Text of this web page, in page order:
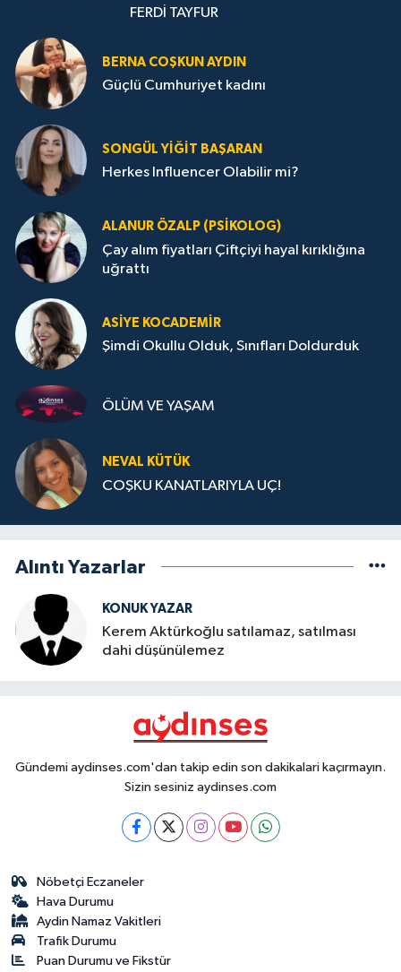
FERDİ TAYFUR
BERNA COŞKUN AYDIN
Güçlü Cumhuriyet kadını
SONGÜL YIĞIT BAŞARAN
Herkes Influencer Olabilir mi?
ALANUR ÖZALP (PSIKOLOG)
Çay alım fiyatları Çiftçiyi hayal kırıklığına
uğrattı
ASIYE KOCADEMİR
Şimdi Okullu Olduk, Sınıfları Doldurduk
ÖLÜM VE YAŞAM
NEVAL KÜTÜK
COŞKU KANATLARIYLA UÇ!
Alıntı Yazarlar
KONUK YAZAR
Kerem Aktürkoğlu satılamaz, satılması
dahi düşünülemez
Gündemi aydinses.com'dan takip edin son dakikalari kaçırmayın.
Sizin sesiniz aydinses.com
Nöbetçi Eczaneler
Hava Durumu
Aydin Namaz Vakitleri
Trafik Durumu
Puan Durumu ve Fikstür